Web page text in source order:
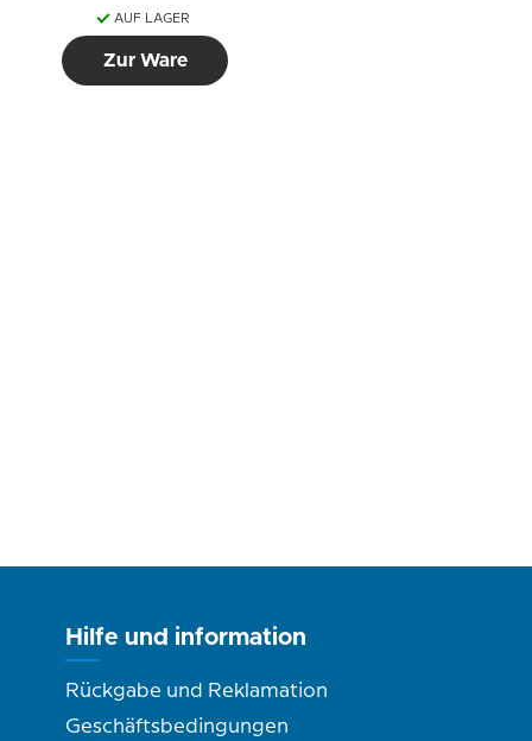
AUF LAGER
Zur Ware
Hilfe und information
Rückgabe und Reklamation
Geschäftsbedingungen